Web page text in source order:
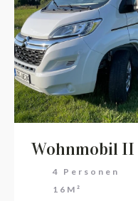
Wohnmobil II
4 Personen
16M²